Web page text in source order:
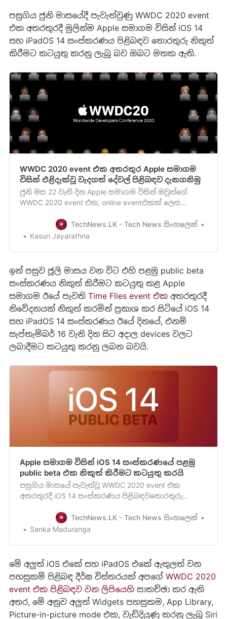
පසුගිය ජුනි මාසයේදී පැවැත්වුණු WWDC 2020 event
එක අතරතුරදී මුලින්ම Apple සමාගම විසින් iOS 14
සහ iPadOS 14 සංස්කරණය පිළිබඳව තොරතුරු නිකුත්
කිරීමට කටයුතු කරනු ලැබූ බව ඔබට මතක ඇති.
WWDC 2020 event එක අතරතුර Apple සමාගම
විසින් එළිදැක්වූ වැදගත් දේවල් පිළිබඳව දැනගනිමු
ජුනි මස 22 වැනි දින Apple සමාගම විසින් ඔවුන්ගේ
WWDC 2020 event එක, online eventඑකක් ලෙස
දැනුවත් කළා මතක ඇති. ජුනි මස 22 වැනි දින WWDC
2020 online event එක ආරම්භ කිරීමට Apple සමාගම
TechNews.LK - Tech News සිංහලෙන්
Kasun Jayarathna
ඉන් පසුව ජූලි මාසය වන විට එහි පළමු public beta
සංස්කරණය නිකුත් කිරීමට කටයුතු කළ Apple
සමාගම ඊයේ පැවති Time Flies event එකඅතරතුරදී
නිවේදනයක් නිකුත් කරමින් ප්‍රකාශ කර සිටිය‍ේ iOS 14
සහ iPadOS 14 සංස්කරණය ඊයේ දිනයේ, එනම්
සැප්තැම්බර් 16 වැනි දින සිට අදාල devices වලට
ලබාදීමට කටයුතු කරනු ලබන බවයි.
Apple සමාගම විසින් iOS 14 සංස්කරණයේ පළමු
public beta එක නිකුත් කිරීමට කටයුතු කරයි
පසුගිය මාසයේ පැවැත්වූ WWDC 2020 event එක
අතරතුරදී iOS 14 සංස්කරණය පිළිබඳවතොරතුරු
පිළිබඳව වැඩිදුර තොරතුරු මින්පෙර ලිපියක් මඟින් අප
ඔබව දැනුවත් කිරීමට කටයුතු කරනු ලැබුවා. WWDC
TechNews.LK - Tech News සිංහලෙන්
Sanka Maduranga
මේ අලුත් iOS එකේ සහ iPadOS එකේ ඇතුලත් වන
පහසුකම් පිළිබඳ දීර්ඝ විස්තරයක් අපගේ WWDC 2020
event එක පිළිබඳව වන ලිපියෙහිසාකච්ඡා කර ඇති
අතර, මේ අනුව අලුත් Widgets පහසුකම, App Library,
Picture-in-picture mode එක, වැඩිදියුණු කරනු ලැබූ Siri